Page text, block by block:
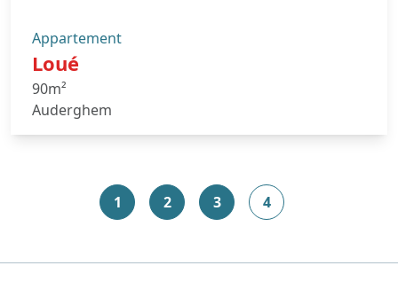
Appartement
Loué
90m²
Auderghem
1 2 3 4